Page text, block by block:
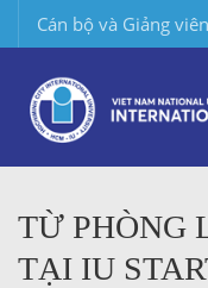
Cán bộ và Giảng viên
TỪ PHÒNG
TẠI IU